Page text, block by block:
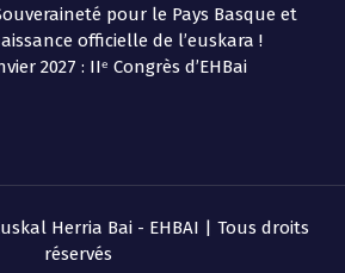
pour le Pays Basque et
officielle de l’euskara !
2027 : IIᵉ Congrès d’EHBai
Herria Bai - EHBAI | Tous droits
réservés